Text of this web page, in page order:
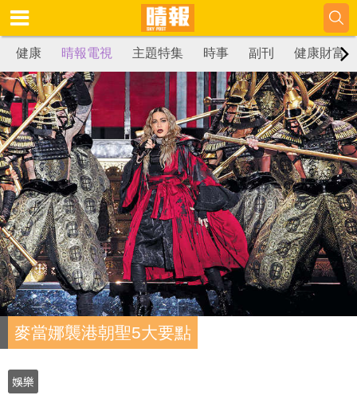
健康 晴報電視 主題特集 時事 副刊 健康財富
麥當娜襲港朝聖5大要點
娛樂